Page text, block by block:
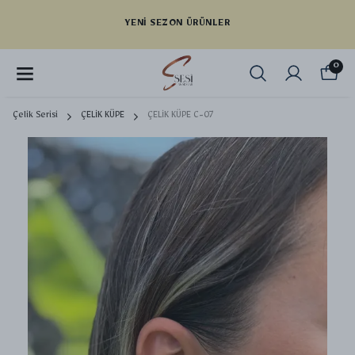
YENI SEZON ÜRÜNLER
0
Çelik Serisi ÇELİK KÜPE ÇELİK KÜPE C-07